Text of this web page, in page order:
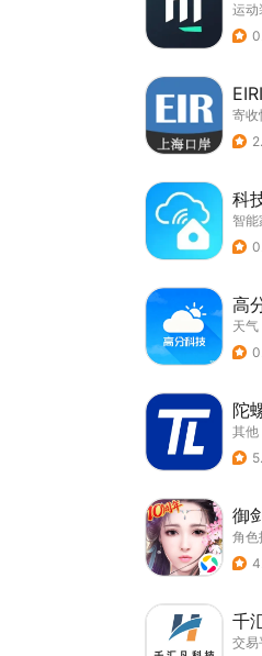
运动
寄收
科
智
高
天气
陀
其他
御
角色
千
交易